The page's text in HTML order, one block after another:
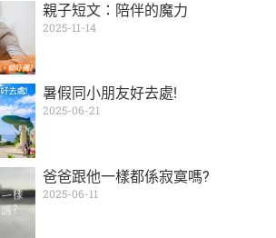
親子短文：陪伴的魔力
2025-11-14
暑假同小朋友好去處!
2025-06-21
爸爸跟他一樣都係寂寞嗎?
2025-06-11